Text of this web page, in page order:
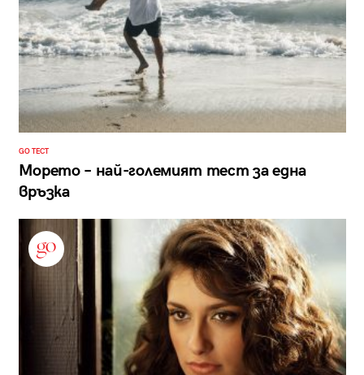
GO ТЕСТ
Морето – най-големият тест за една
връзка